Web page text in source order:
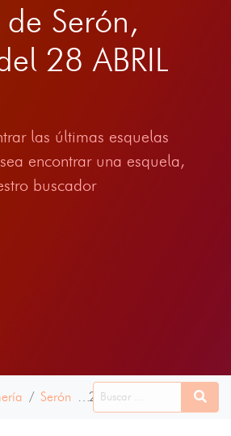
de Serón,
28 ABRIL
las últimas esquelas
encontrar una esquela,
buscador
Serón 28 ABRIL 2021